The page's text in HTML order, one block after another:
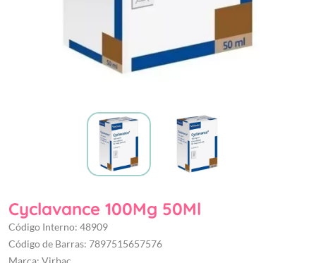
Cyclavance 100Mg 50Ml
Código Interno: 48909
Código de Barras: 7897515657576
Marca: Virbac